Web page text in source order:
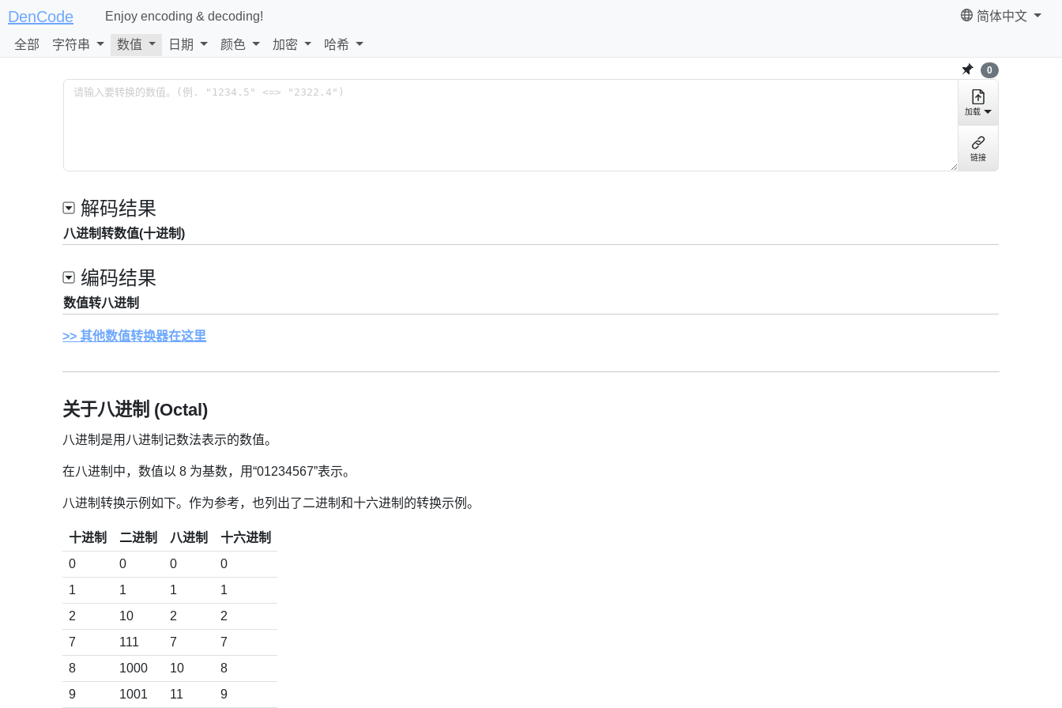
DenCode Enjoy encoding & decoding! 简体中文
全部 字符串 数值 日期 颜色 加密 哈希
0
加载
链接
解码结果
八进制转数值(十进制)
编码结果
数值转八进制
其他数值转换器在这里
关于八进制 (Octal)
八进制是用八进制记数法表示的数值。
在八进制中，数值以 8 为基数，用“01234567”表示。
八进制转换示例如下。作为参考，也列出了二进制和十六进制的转换示例。
十进制 二进制 八进制
十六进制
0
0 0
0
1
1 1
1
2
10 2
2
7
111 7
7
8
1000 10
8
9
1001 11 9